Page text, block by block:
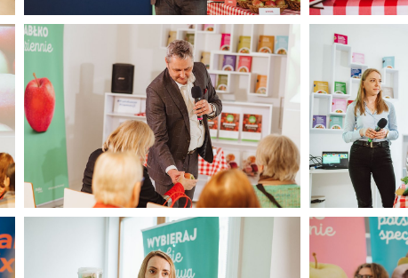
CORE TEAM Konferencja luty 2025
(26).jpg
301 KB
CORE TEAM Konferencja luty 2025
CORE
(27).jpg
372 KB
CORE
(31).jpg